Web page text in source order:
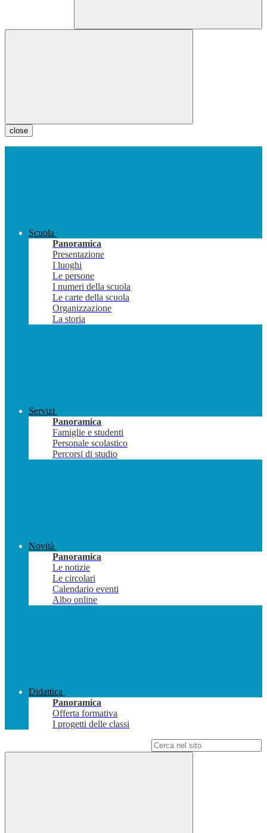
close
Scuola
Panoramica
Presentazione
I luoghi
Le persone
I numeri della scuola
Le carte della scuola
Organizzazione
La storia
Servizi
Panoramica
Famiglie e studenti
Personale scolastico
Percorsi di studio
Novità
Panoramica
Le notizie
Le circolari
Calendario eventi
Albo online
Didattica
Panoramica
Offerta formativa
I progetti delle classi